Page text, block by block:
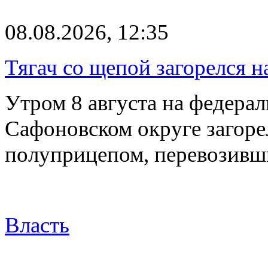
08.08.2026, 12:35
Тягач со щепой загорелся
Утром 8 августа на
Сафоновском округе
полуприцепом,
Власть